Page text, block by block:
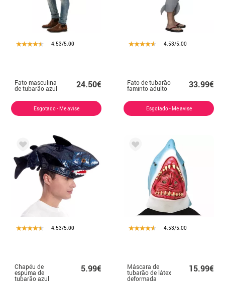
4.53/5.00
Fato masculina
de tubarão azul 24.50€
Esgotado - Me avise
4.53/5.00
Fato de tubarão
faminto adulto 33.99€
Esgotado - Me avise
4.53/5.00
Chapéu de
espuma de
tubarão azul
5.99€
4.53/5.00
Máscara de
tubarão de látex
deformada
15.99€